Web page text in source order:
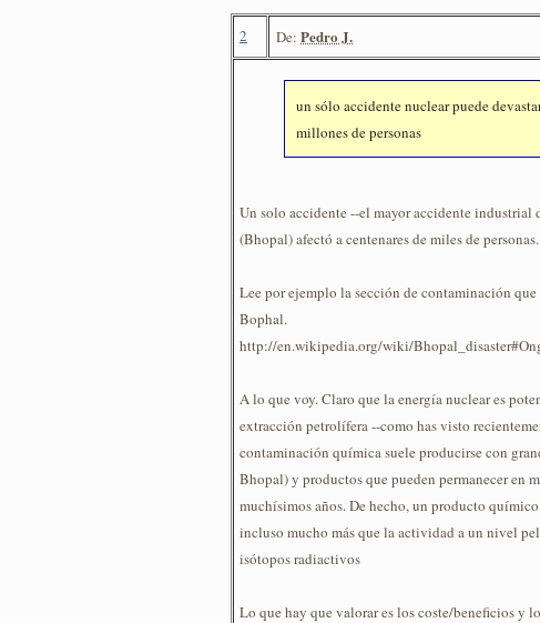
2 De: Pedro J.
un sólo accidente nuclear puede
millones de personas
Un solo accidente --el mayor accidente
(Bhopal) afectó a centenares de miles de personas.
Lee por ejemplo la sección de contaminación
Bophal.
http://en.wikipedia.org/wiki/
A lo que voy. Claro que la energía nuclear es
extracción petrolífera --como has visto
contaminación química suele producirse con
Bhopal) y productos que pueden permanecer en
muchísimos años. De hecho, un producto
incluso mucho más que la actividad a un nivel
isótopos radiactivos
Lo que hay que valorar es los coste/beneficios y